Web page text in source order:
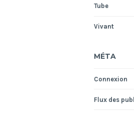
Tube
Vivant
MÉTA
Connexion
Flux des